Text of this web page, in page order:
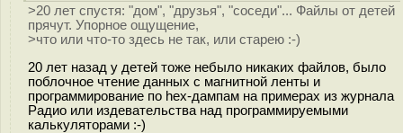
>20 лет спустя: "дом", "друзья", "соседи"... Файлы от детей
прячут. Упорное ощущение,
>что или что-то здесь не так, или старею :-)
20 лет назад у детей тоже небыло никаких файлов, было
поблочное чтение данных с магнитной ленты и
программирование по hex-дампам на примерах из журнала
Радио или издевательства над программируемыми
калькуляторами :-)